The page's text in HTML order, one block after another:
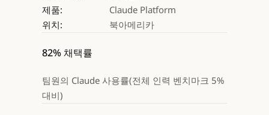
제품:
Claude Platform
위치:
북아메리카
82% 채택률
팀원의 Claude 사용률(전체 인력 벤치마크 5%
대비)